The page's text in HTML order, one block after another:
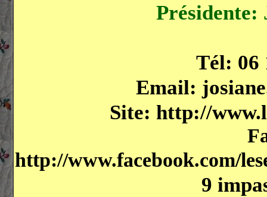
Présidente:
Tél:
Email:
Site: http://
http://www.facebook.com/
9